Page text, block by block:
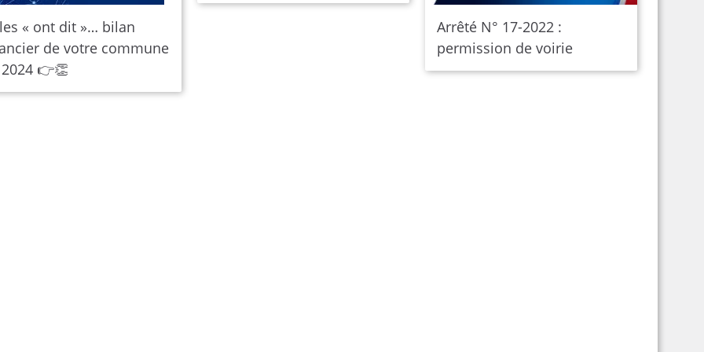
« ont dit »… bilan
de votre commune
👉👏
Arrêté N° 17-2022 :
permission de voirie